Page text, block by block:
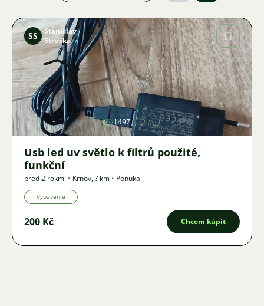
Obrázok
SS
Stanislav
Stručka
1497
Usb led uv světlo k filtrů použité,
funkční
pred 2 rokmi • Krnov,? km • Ponuka
Vybavenie
200 Kč Chcem kúpiť